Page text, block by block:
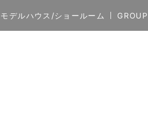
モデルハウス/ショールーム GROUP